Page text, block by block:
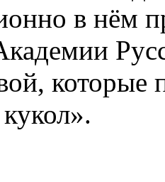
в нём
которые